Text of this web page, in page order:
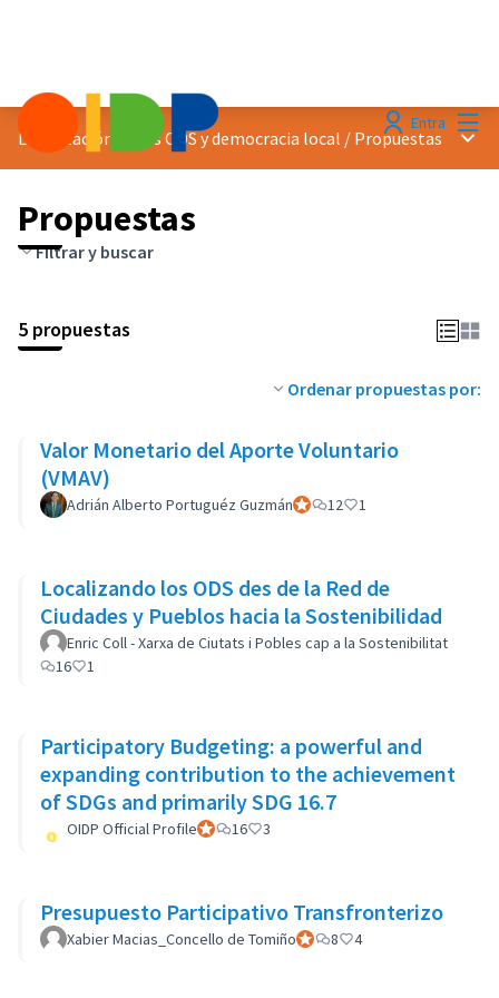
Entra
Localización de los ODS y democracia local / Propuestas
Propuestas
Filtrar y buscar
5 propuestas
Ordenar propuestas por:
Valor Monetario del Aporte Voluntario
(VMAV)
Adrián Alberto Portuguéz GuzmánParticipante oficial
12 1
Localizando los ODS des de la Red de
Ciudades y Pueblos hacia la Sostenibilidad
Enric Coll - Xarxa de Ciutats i Pobles cap a la Sostenibilitat
16
1
Participatory Budgeting: a powerful and
expanding contribution to the achievement
of SDGs and primarily SDG 16.7
OIDP Official ProfileParticipante oficial
16 3
Presupuesto Participativo Transfronterizo
Xabier Macias_Concello de TomiñoParticipante oficial
8 4